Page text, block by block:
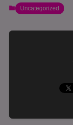
Uncategorized